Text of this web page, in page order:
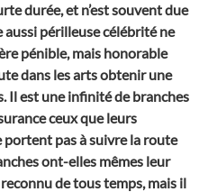
durée, et n’est souvent due
aussi périlleuse célébrité ne
pénible, mais honorable
dans les arts obtenir une
Il est une infinité de branches
ceux que leurs
pas à suivre la route
ont-elles mêmes leur
de tous temps, mais il